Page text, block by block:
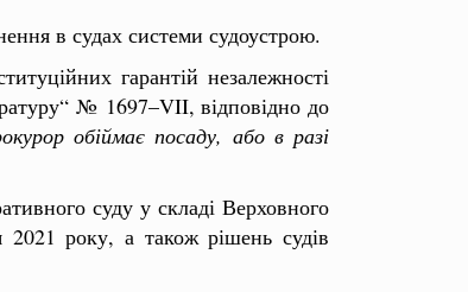
в судах системи судоустрою.
гарантій незалежності
№ 1697–VII, відповідно до
обіймає посаду, або в разі
суду у складі Верховного
року, а також рішень судів